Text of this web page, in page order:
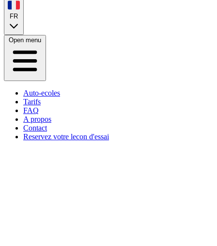
FR
Open menu
Auto-ecoles
Tarifs
FAQ
A propos
Contact
Reservez votre lecon d'essai